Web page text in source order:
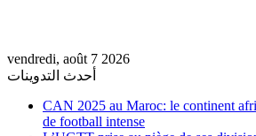
vendredi, août 7 2026
أحدث التدوينات
CAN 2025 au Maroc: le continent
de football intense